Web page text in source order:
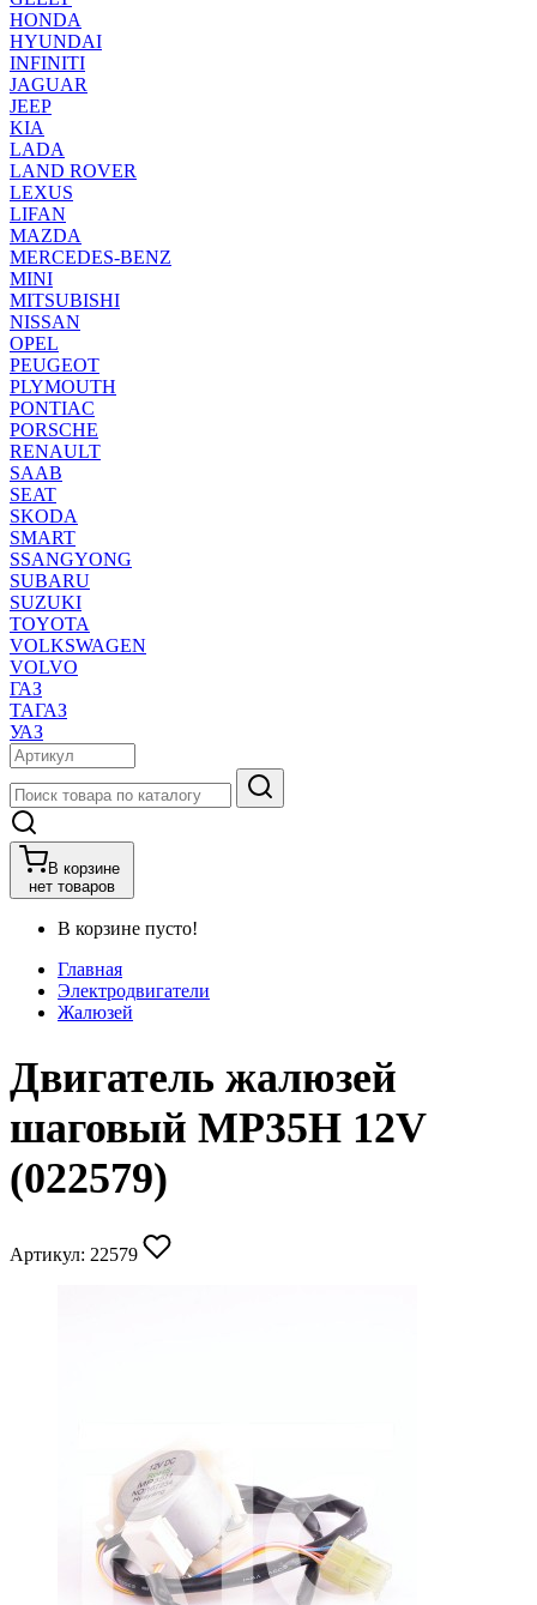
HONDA
HYUNDAI
INFINITI
JAGUAR
JEEP
KIA
LADA
LAND ROVER
LEXUS
LIFAN
MAZDA
MERCEDES-BENZ
MINI
MITSUBISHI
NISSAN
OPEL
PEUGEOT
PLYMOUTH
PONTIAC
PORSCHE
RENAULT
SAAB
SEAT
SKODA
SMART
SSANGYONG
SUBARU
SUZUKI
TOYOTA
VOLKSWAGEN
VOLVO
ГАЗ
ТАГАЗ
УАЗ
В корзине
нет товаров
В корзине пусто!
Главная
Электродвигатели
Жалюзей
Двигатель жалюзей
шаговый MP35H 12V
(022579)
Артикул: 22579